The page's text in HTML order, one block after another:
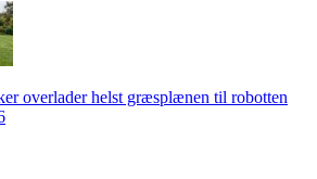
overlader helst græsplænen til robotten